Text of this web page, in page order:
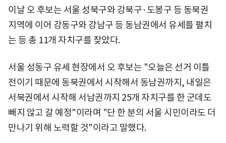
이날 오 후보는 서울 성북구와 강북구·도봉구 등 동북권
지역에 이어 강동구와 강남구 등 동남권에서 유세를 펼치
는 등 총 11개 자치구를 찾았다.
서울 성동구 유세 현장에서 오 후보는 "오늘은 선거 이틀
전이기 때문에 동북권에서 시작해서 동남권까지, 내일은
서북권에서 시작해 서남권까지 25개 자치구를 한 군데도
빼지 않고 갈 예정"이라며 "단 한 분의 서울 시민이라도 더
만나기 위해 노력할 것"이라고 말했다.